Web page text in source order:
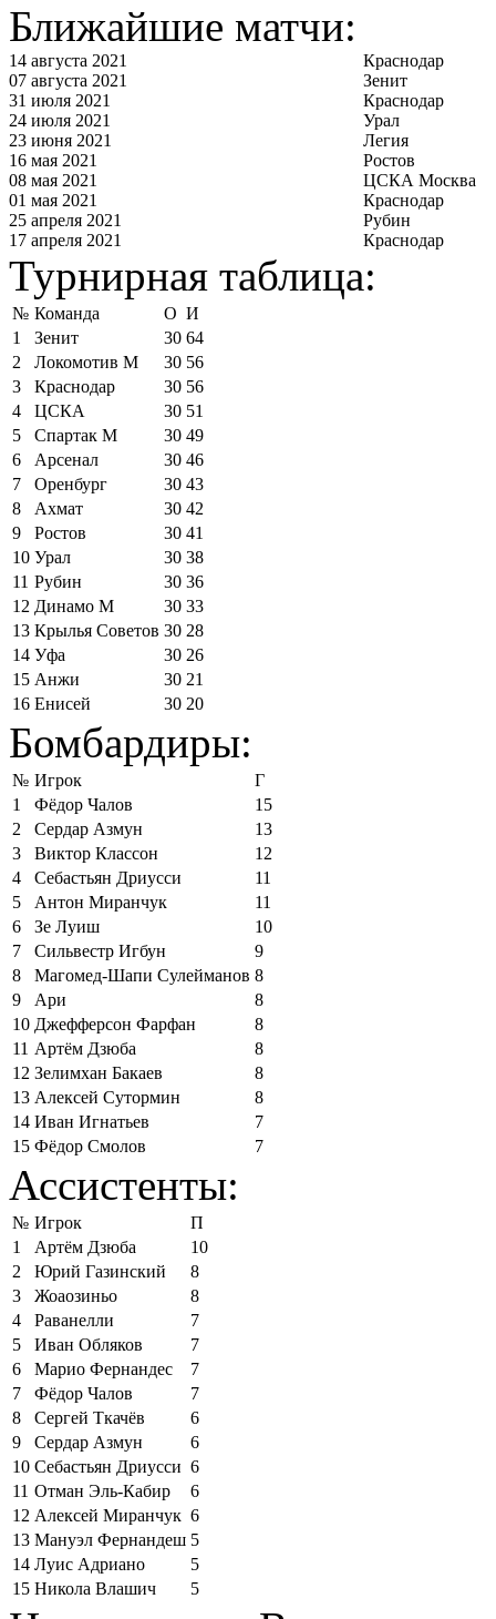
Ближайшие матчи:
14 августа 2021
Краснодар
07 августа 2021
Зенит
31 июля 2021
Краснодар
24 июля 2021
Урал
23 июня 2021
Легия
16 мая 2021
Ростов
08 мая 2021
ЦСКА Москва
01 мая 2021
Краснодар
25 апреля 2021
Рубин
17 апреля 2021
Краснодар
Турнирная таблица:
№ Команда О И
1
Зенит 30 64
2
Локомотив М 30 56
3
Краснодар 30 56
4
ЦСКА 30 51
5
Спартак М 30 49
6
Арсенал 30 46
7
Оренбург 30 43
8
Ахмат 30 42
9
Ростов 30 41
10 Урал 30 38
11 Рубин 30 36
12 Динамо М 30 33
13 Крылья Советов 30 28
14 Уфа 30 26
15 Анжи 30 21
16 Енисей 30 20
Бомбардиры:
№ Игрок
Г
1
Фёдор Чалов
15
2
Сердар Азмун
13
3
Виктор Классон
12
4
Себастьян Дриусси
11
5
Антон Миранчук
11
6
Зе Луиш
10
7
Сильвестр Игбун
9
8
Магомед-Шапи Сулейманов 8
9
Ари
8
10 Джефферсон Фарфан
8
11 Артём Дзюба
8
12 Зелимхан Бакаев
8
13 Алексей Сутормин
8
14 Иван Игнатьев
7
15 Фёдор Смолов 7
Ассистенты:
№ Игрок
П
1
Артём Дзюба
10
2
Юрий Газинский
8
3
Жоаозиньо
8
4
Раванелли
7
5
Иван Обляков
7
6
Марио Фернандес
7
7
Фёдор Чалов
7
8
Сергей Ткачёв
6
9
Сердар Азмун
6
10 Себастьян Дриусси 6
11 Отман Эль-Кабир
6
12 Алексей Миранчук 6
13 Мануэл Фернандеш 5
14 Луис Адриано
5
15 Никола Влашич 5